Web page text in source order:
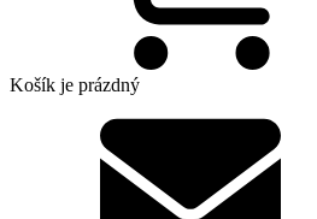
Košík je prázdný